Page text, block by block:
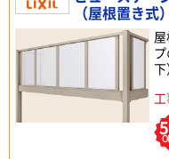
（屋根置き式）
下